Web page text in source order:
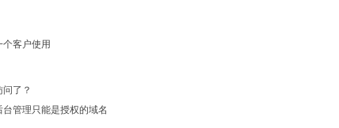
客户使用
了？
管理只能是授权的域名